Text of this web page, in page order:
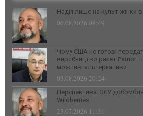
Надія лише на культ жінки в
06.08.2026 08:49
Чому США не готові
виробництво ракет Patriot:
можливі альтернативи
03.08.2026 20:24
Перспектива: ЗСУ
Wildberries
23.07.2026 11:31